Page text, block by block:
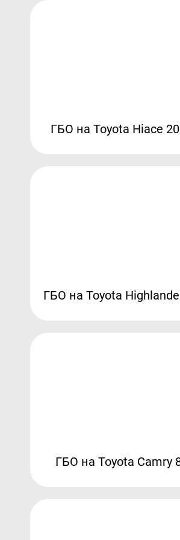
ГБО на Toyota Hiace
ГБО на Toyota
ГБО на Toyota Camry